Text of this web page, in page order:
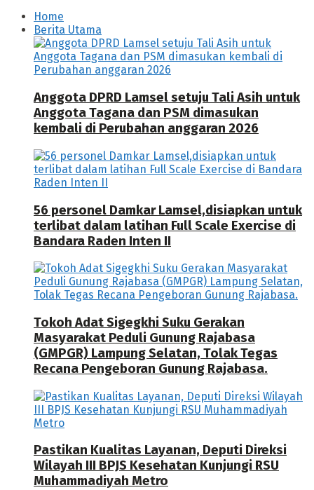
Home
Berita Utama
Anggota DPRD Lamsel setuju Tali Asih untuk
Anggota Tagana dan PSM dimasukan
kembali di Perubahan anggaran 2026
56 personel Damkar Lamsel,disiapkan untuk
terlibat dalam latihan Full Scale Exercise di
Bandara Raden Inten II
Tokoh Adat Sigegkhi Suku Gerakan
Masyarakat Peduli Gunung Rajabasa
(GMPGR) Lampung Selatan, Tolak Tegas
Recana Pengeboran Gunung Rajabasa.
Pastikan Kualitas Layanan, Deputi Direksi
Wilayah III BPJS Kesehatan Kunjungi RSU
Muhammadiyah Metro